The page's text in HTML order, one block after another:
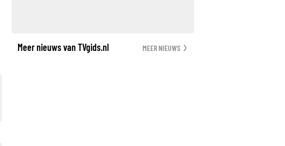
Meer nieuws van TVgids.nl MEER NIEUWS